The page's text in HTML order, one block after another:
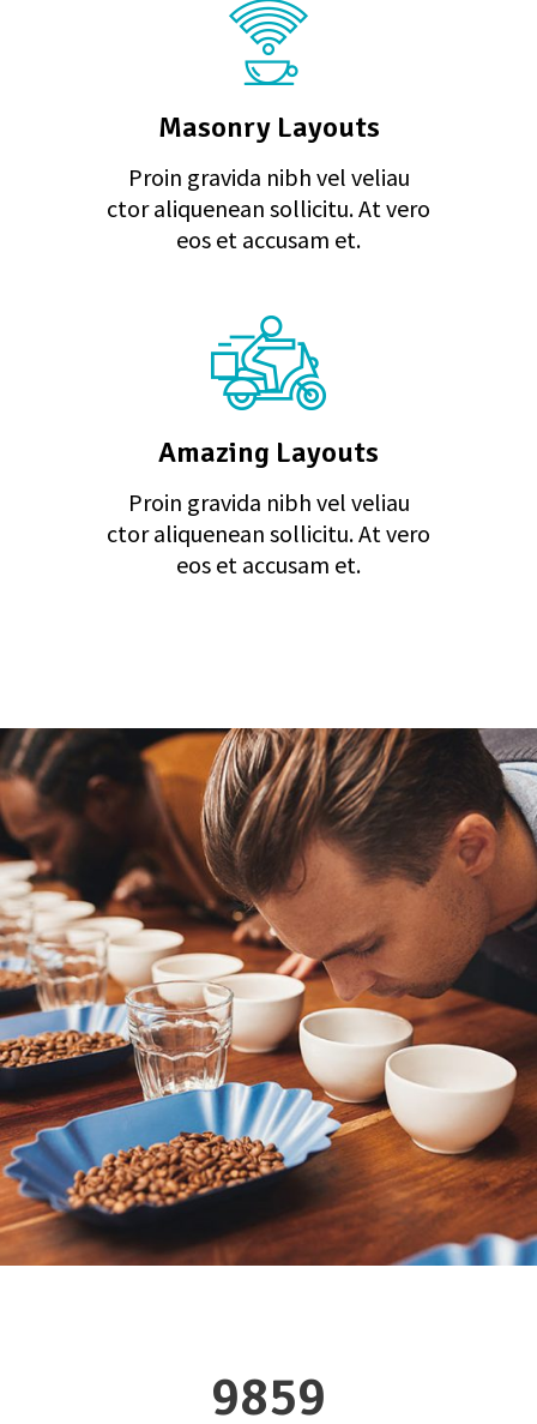
Masonry Layouts
Proin gravida nibh vel veliau
ctor aliquenean sollicitu. At vero
eos et accusam et.
Amazing Layouts
Proin gravida nibh vel veliau
ctor aliquenean sollicitu. At vero
eos et accusam et.
9859